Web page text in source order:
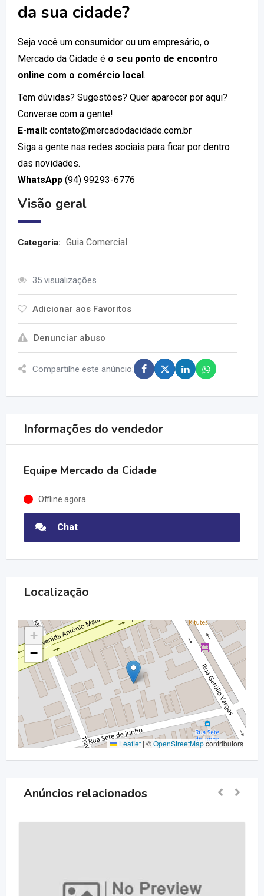
da sua cidade?
Seja você um consumidor ou um empresário, o
Mercado da Cidade é o seu ponto de encontro
online com o comércio local.
Tem dúvidas? Sugestões? Quer aparecer por aqui?
Converse com a gente!
E-mail: contato@mercadodacidade.com.br
Siga a gente nas redes sociais para ficar por dentro
das novidades.
WhatsApp (94) 99293-6776
Visão geral
Categoria: Guia Comercial
35 visualizações
Adicionar aos Favoritos
Denunciar abuso
Compartilhe este anúncio:
Informações do vendedor
Equipe Mercado da Cidade
Offline agora
Chat
Localização
+
−
Leaflet | ©OpenStreetMapcontributors
Anúncios relacionados